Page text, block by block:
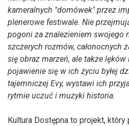
kameralnych "domówek" przez
plenerowe festiwale. Nie
pogoni za znalezieniem swojego
szczerych rozmów, całonocnych
się obraz marzeń, ale także lęków
pojawienie się w ich życiu byłej
tajemniczej Evy, wystawi ich
rytmie uczuć i muzyki historia.
Kultura Dostępna to projekt,